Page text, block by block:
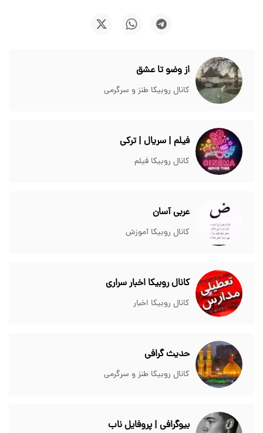
از وضو تا عشق
کانال روبیکا طنز و سرگرمی
فیلم | سریال | ترکی
کانال روبیکا فیلم
عربی آسان
کانال روبیکا آموزش
کانال روبیکا اخبار سراری
کانال روبیکا اخبار
حديث گرافی
کانال روبیکا طنز و سرگرمی
بیوگرافی | پروفایل ناب